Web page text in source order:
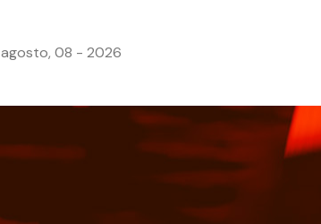
agosto, 08 - 2026